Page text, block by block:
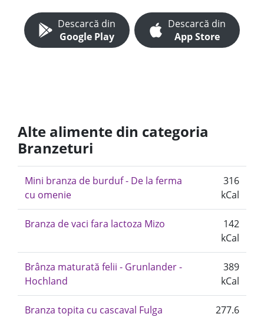
Descarcă din
Google Play
Descarcă din
App Store
Alte alimente din categoria
Branzeturi
Mini branza de burduf - De la ferma
cu omenie
316
kCal
Branza de vaci fara lactoza Mizo
142
kCal
Brânza maturată felii - Grunlander -
Hochland
389
kCal
Branza topita cu cascaval Fulga
277.6